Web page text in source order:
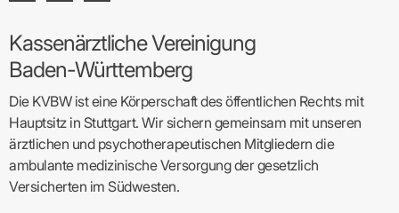
Kassenärztliche Vereinigung
Baden-Württemberg
Die KVBW ist eine Körperschaft des öffentlichen Rechts mit
Hauptsitz in Stuttgart. Wir sichern gemeinsam mit unseren
ärztlichen und psychotherapeutischen Mitgliedern die
ambulante medizinische Versorgung der gesetzlich
Versicherten im Südwesten.